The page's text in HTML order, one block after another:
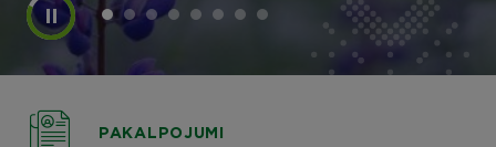
PAKALPOJUMI